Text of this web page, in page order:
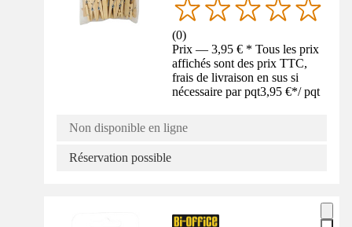
(0)
Prix — 3,95 € * Tous les prix
affichés sont des prix TTC,
frais de livraison en sus si
nécessaire par pqt3,95 €*/ pqt
Non disponible en ligne
Réservation possible